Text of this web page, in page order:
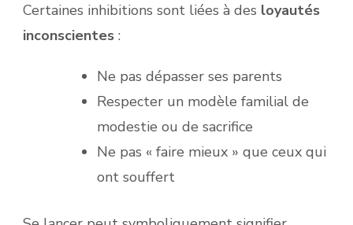
Certaines inhibitions sont liées à des loyautés
inconscientes :
Ne pas dépasser ses parents
Respecter un modèle familial de
modestie ou de sacrifice
Ne pas « faire mieux » que ceux qui
ont souffert